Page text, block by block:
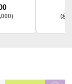
(税